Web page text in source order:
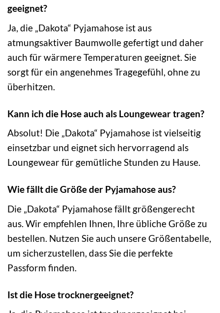
geeignet?
Ja, die „Dakota“ Pyjamahose ist aus
atmungsaktiver Baumwolle gefertigt und daher
auch für wärmere Temperaturen geeignet. Sie
sorgt für ein angenehmes Tragegefühl, ohne zu
überhitzen.
Kann ich die Hose auch als Loungewear tragen?
Absolut! Die „Dakota“ Pyjamahose ist vielseitig
einsetzbar und eignet sich hervorragend als
Loungewear für gemütliche Stunden zu Hause.
Wie fällt die Größe der Pyjamahose aus?
Die „Dakota“ Pyjamahose fällt größengerecht
aus. Wir empfehlen Ihnen, Ihre übliche Größe zu
bestellen. Nutzen Sie auch unsere Größentabelle,
um sicherzustellen, dass Sie die perfekte
Passform finden.
Ist die Hose trocknergeeignet?